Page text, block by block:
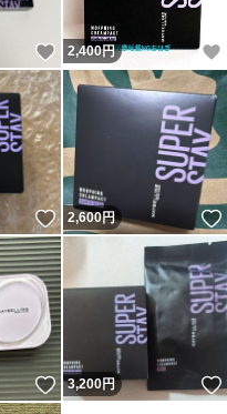
いいね！
2,400円
いいね！
2,600円
いいね！
3,200円